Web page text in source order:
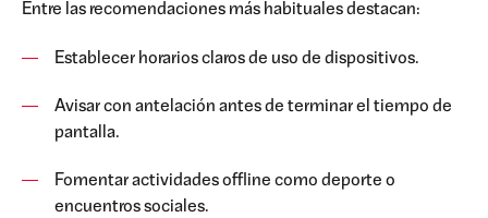
Entre las recomendaciones más habituales destacan:
Establecer horarios claros de uso de dispositivos.
Avisar con antelación antes de terminar el tiempo de
pantalla.
Fomentar actividades offline como deporte o
encuentros sociales.